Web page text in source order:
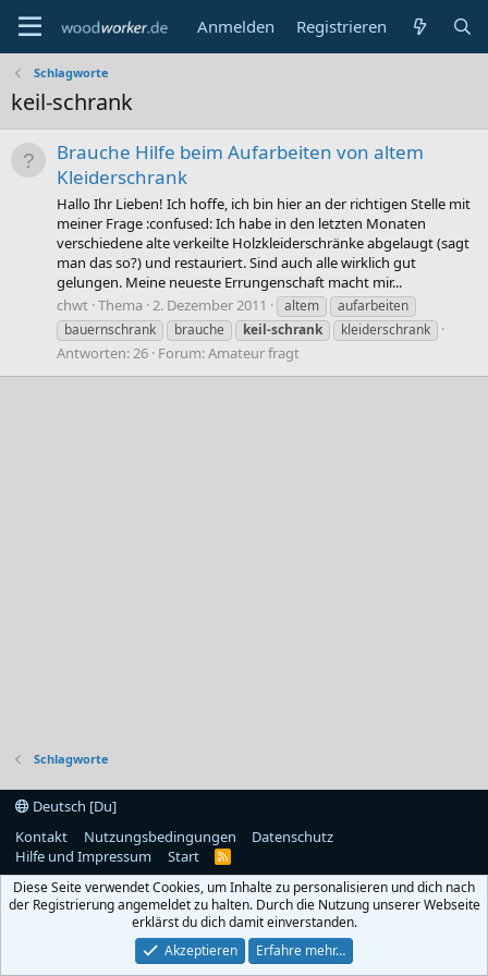
Anmelden Registrieren
Schlagworte
keil-schrank
Brauche Hilfe beim Aufarbeiten von altem
Kleiderschrank
Hallo Ihr Lieben! Ich hoffe, ich bin hier an der richtigen Stelle mit
meiner Frage :confused: Ich habe in den letzten Monaten
verschiedene alte verkeilte Holzkleiderschränke abgelaugt (sagt
man das so?) und restauriert. Sind auch alle wirklich gut
gelungen. Meine neueste Errungenschaft macht mir...
chwt Thema 2. Dezember 2011 altem
aufarbeiten
bauernschrank
brauche keil-schrank kleiderschrank
Antworten: 26 Forum:Amateur fragt
Schlagworte
Deutsch [Du]
Kontakt
Nutzungsbedingungen
Datenschutz
Hilfe und Impressum
Start
R
S
Diese Seite verwendet Cookies, um Inhalte zu personalisieren und dich nach
der Registrierung angemeldet zu halten. Durch die Nutzung unserer Webseite
erklärst du dich damit einverstanden.
Akzeptieren
Erfahre mehr…